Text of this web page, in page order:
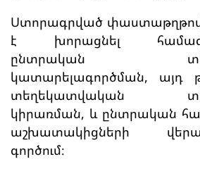
Ստորագրված
է խորացնել
ընտրական
կատարելագործման, այդ
տեղեկատվական
կիրառման, և ընտրական
աշխատակիցների
գործում։